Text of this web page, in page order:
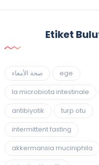
Etiket
صحة الأمعاء
ege
la microbiota intestinale
antibiyotik
turp otu
intermittent fasting
akkermansia muciniphila